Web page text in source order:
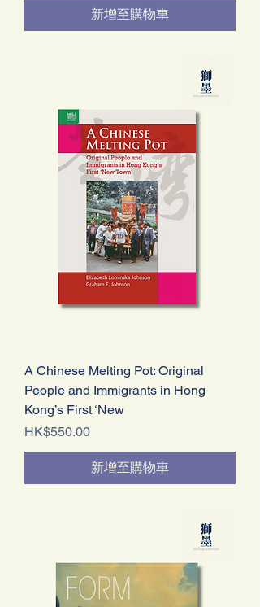
新增至購物車
A Chinese Melting Pot: Original
People and Immigrants in Hong
Kong’s First ‘New
價格
HK$550.00
新增至購物車